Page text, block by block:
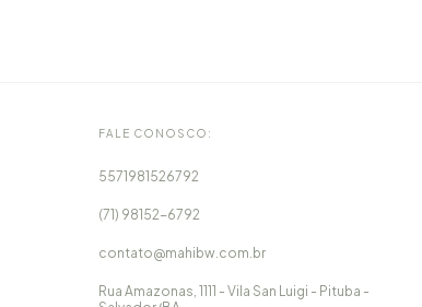
FALE CONOSCO:
5571981526792
(71) 98152-6792
contato@mahibw.com.br
Rua Amazonas, 1111 - Vila San Luigi - Pituba -